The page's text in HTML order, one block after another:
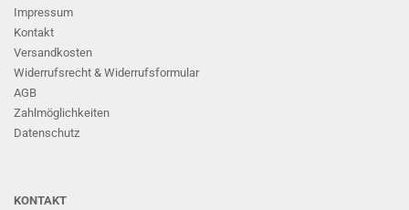
Impressum
Kontakt
Versandkosten
Widerrufsrecht & Widerrufsformular
AGB
Zahlmöglichkeiten
Datenschutz
KONTAKT